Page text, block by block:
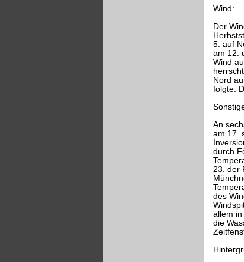
Wind:
Der
5. auf
am 12.
Wind
Nord
folgte.
An
am 17.
durch
23. der
des
allem
die